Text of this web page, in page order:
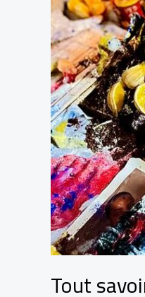
Tout